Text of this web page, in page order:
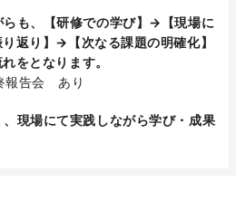
も、【研修での学び】→【現場に
返り】→【次なる課題の明確化】
をとなります。
告会 あり
現場にて実践しながら学び・成果